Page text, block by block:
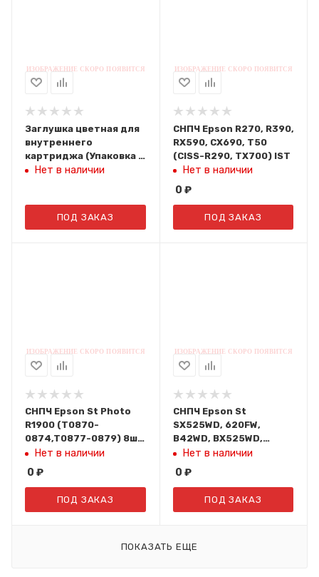
Заглушка цветная для
внутреннего
картриджа (Упаковка 6
шт)Нет в наличии
ПОД ЗАКАЗ
СНПЧ Epson R270, R390,
RX590, CX690, T50
(CISS-R290, TX700) IST
Нет в наличии
0 ₽
ПОД ЗАКАЗ
СНПЧ Epson St Photo
R1900 (T0870-
0874,T0877-0879) 8шт
CISS- R1900 IST
Нет в наличии
0 ₽
ПОД ЗАКАЗ
СНПЧ Epson St
SX525WD, 620FW,
B42WD, BX525WD,
535WD, 625FWD,
635FWD, 925FWD,
935WD, WF7015 (T1291-
Нет в наличии
0 ₽
ПОД ЗАКАЗ
ПОКАЗАТЬ ЕЩЕ